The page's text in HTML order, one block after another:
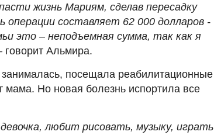
жизнь Мариям, сделав пересадку
операции составляет 62 000 долларов -
это – неподъемная сумма, так как я
говорит Альмира.
посещала реабилитационные
мама. Но новая болезнь испортила все
любит рисовать, музыку, играть